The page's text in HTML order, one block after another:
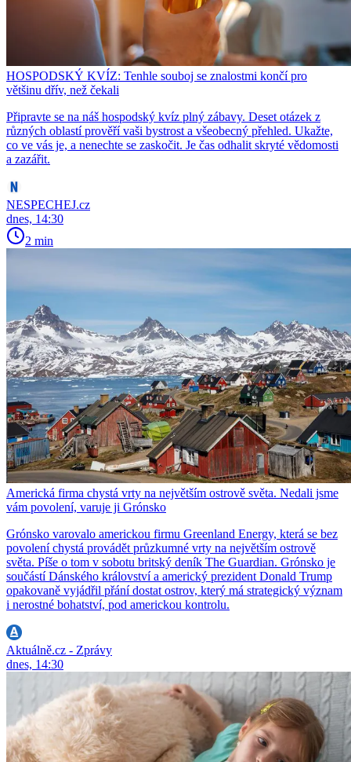
HOSPODSKÝ KVÍZ: Tenhle souboj se znalostmi končí pro
většinu dřív, než čekali
Připravte se na náš hospodský kvíz plný zábavy. Deset otázek z
různých oblastí prověří vaši bystrost a všeobecný přehled. Ukažte,
co ve vás je, a nenechte se zaskočit. Je čas odhalit skryté vědomosti
a zazářit.
NESPECHEJ.cz
dnes, 14:30
2 min
Americká firma chystá vrty na největším ostrově světa. Nedali jsme
vám povolení, varuje ji Grónsko
Grónsko varovalo americkou firmu Greenland Energy, která se bez
povolení chystá provádět průzkumné vrty na největším ostrově
světa. Píše o tom v sobotu britský deník The Guardian. Grónsko je
součástí Dánského království a americký prezident Donald Trump
opakovaně vyjádřil přání dostat ostrov, který má strategický význam
i nerostné bohatství, pod americkou kontrolu.
Aktuálně.cz - Zprávy
dnes, 14:30